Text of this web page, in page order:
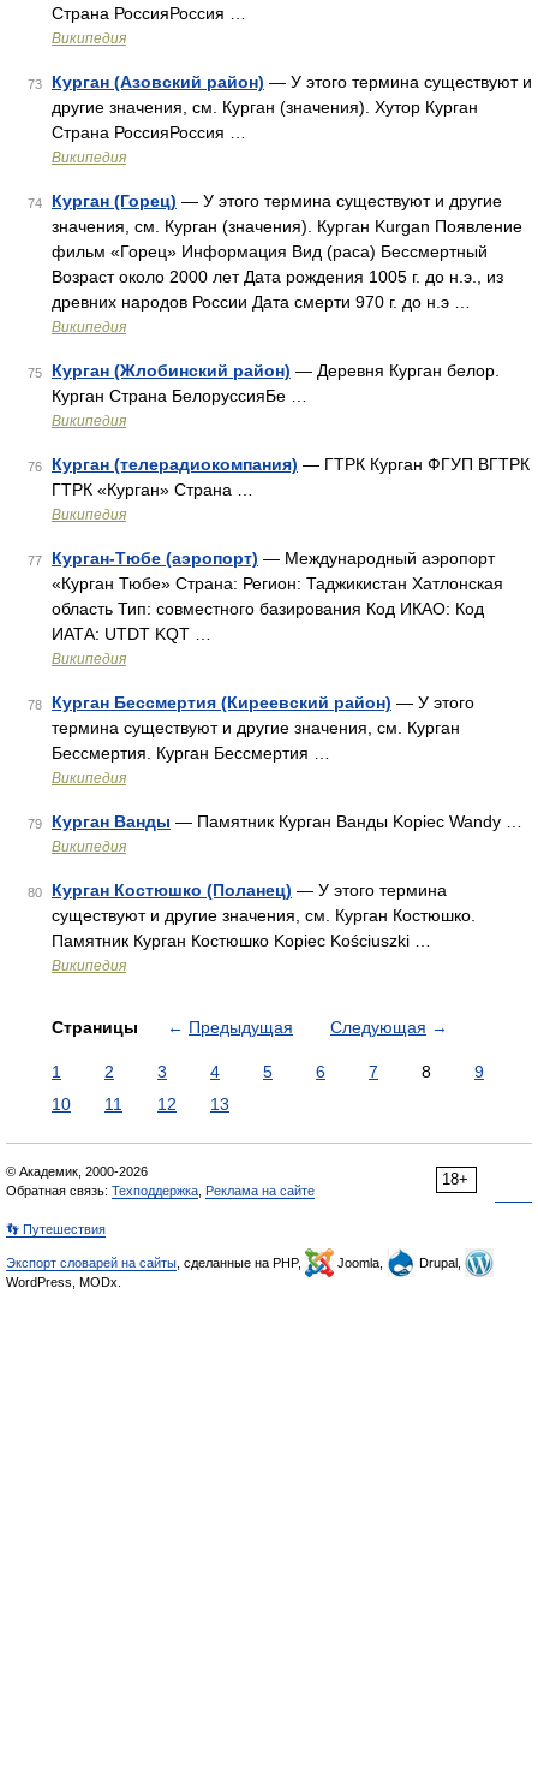
Страна РоссияРоссия …
Википедия
73 Курган (Азовский район) — У этого термина существуют и
другие значения, см. Курган (значения). Хутор Курган
Страна РоссияРоссия …
Википедия
74 Курган (Горец) — У этого термина существуют и другие
значения, см. Курган (значения). Курган Kurgan Появление
фильм «Горец» Информация Вид (раса) Бессмертный
Возраст около 2000 лет Дата рождения 1005 г. до н.э., из
древних народов России Дата смерти 970 г. до н.э …
Википедия
75 Курган (Жлобинский район) — Деревня Курган белор.
Курган Страна БелоруссияБе …
Википедия
76 Курган (телерадиокомпания) — ГТРК Курган ФГУП ВГТРК
ГТРК «Курган» Страна …
Википедия
77 Курган-Тюбе (аэропорт) — Международный аэропорт
«Курган Тюбе» Страна: Регион: Таджикистан Хатлонская
область Тип: совместного базирования Код ИКАО: Код
ИАТА: UTDT KQT …
Википедия
78 Курган Бессмертия (Киреевский район) — У этого
термина существуют и другие значения, см. Курган
Бессмертия. Курган Бессмертия …
Википедия
79 Курган Ванды — Памятник Курган Ванды Kopiec Wandy …
Википедия
80 Курган Костюшко (Поланец) — У этого термина
существуют и другие значения, см. Курган Костюшко.
Памятник Курган Костюшко Kopiec Kościuszki …
Википедия
Страницы ← Предыдущая Следующая →
1 2 3 4 5 6 7 8
9
10
11 12 13
18+
© Академик, 2000-2026
Обратная связь: Техподдержка Реклама на сайте
👣 Путешествия
Экспорт словарей на сайты , сделанные на PHP, Joomla,
Drupal,
WordPress, MODx.